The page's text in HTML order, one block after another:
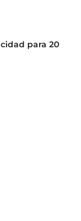
para 20